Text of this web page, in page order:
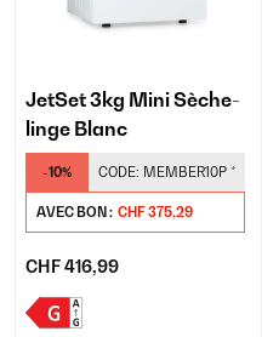
JetSet 3kg Mini Sèche-
linge Blanc
-10% CODE: MEMBER10P *
AVEC BON : CHF 375,29
CHF 416,99